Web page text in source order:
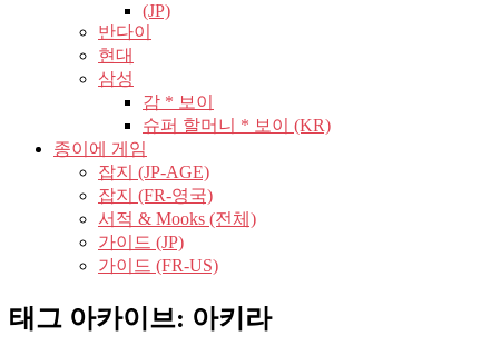
(JP)
반다이
현대
삼성
감 * 보이
슈퍼 할머니 * 보이 (KR)
종이에 게임
잡지 (JP-AGE)
잡지 (FR-영국)
서적 & Mooks (전체)
가이드 (JP)
가이드 (FR-US)
태그 아카이브: 아키라